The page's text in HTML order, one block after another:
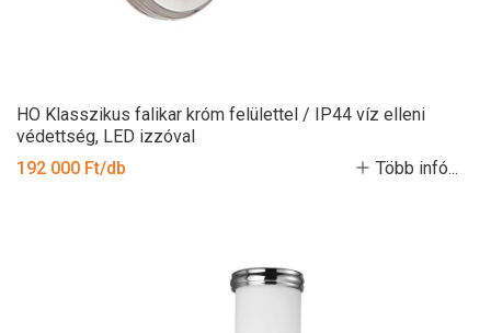
HO Klasszikus falikar króm felülettel / IP44 víz elleni
védettség, LED izzóval
192 000 Ft/db
Több infó...